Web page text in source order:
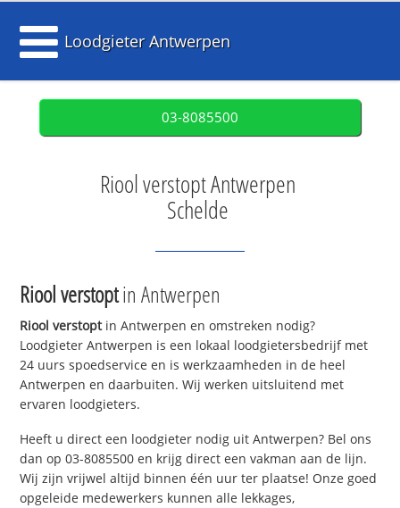
Loodgieter Antwerpen
03-8085500
Riool verstopt Antwerpen
Schelde
Riool verstoptin Antwerpen
Riool verstoptin Antwerpen en omstreken nodig?
Loodgieter Antwerpen is een lokaal loodgietersbedrijf met
24 uurs spoedservice en is werkzaamheden in de heel
Antwerpen en daarbuiten. Wij werken uitsluitend met
ervaren loodgieters.
Heeft u direct een loodgieter nodig uit Antwerpen? Bel ons
dan op 03-8085500 en krijg direct een vakman aan de lijn.
Wij zijn vrijwel altijd binnen één uur ter plaatse! Onze goed
opgeleide medewerkers kunnen alle lekkages,